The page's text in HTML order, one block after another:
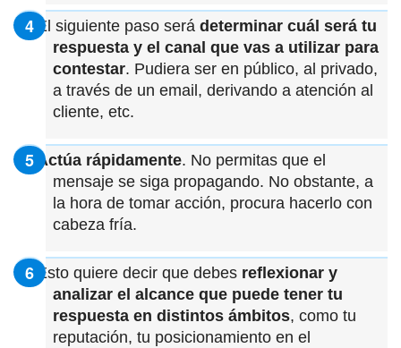
El siguiente paso será determinar cuál será tu
respuesta y el canal que vas a utilizar para
contestar. Pudiera ser en público, al privado,
a través de un email, derivando a atención al
cliente, etc.
Actúa rápidamente. No permitas que el
mensaje se siga propagando. No obstante, a
la hora de tomar acción, procura hacerlo con
cabeza fría.
Esto quiere decir que debes reflexionar y
analizar el alcance que puede tener tu
respuesta en distintos ámbitos, como tu
reputación, tu posicionamiento en el